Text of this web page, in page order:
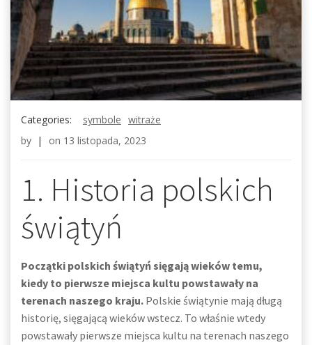
Categories: symbole witraże
by | on 13 listopada, 2023
1. Historia polskich
świątyń
Początki polskich świątyń sięgają wieków temu,
kiedy to pierwsze miejsca kultu powstawały na
terenach naszego kraju. Polskie świątynie mają długą
historię, sięgającą wieków wstecz. To właśnie wtedy
powstawały pierwsze miejsca kultu na terenach naszego